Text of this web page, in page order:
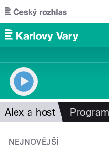
Přejít k hlavnímu obsahu
Alex a host Program
NEJNOVĚJŠÍ